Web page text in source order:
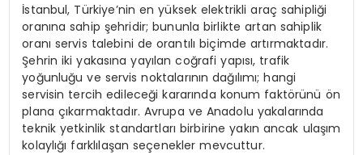
İstanbul, Türkiye’nin en yüksek elektrikli araç sahipliği
oranına sahip şehridir; bununla birlikte artan sahiplik
oranı servis talebini de orantılı biçimde artırmaktadır.
Şehrin iki yakasına yayılan coğrafi yapısı, trafik
yoğunluğu ve servis noktalarının dağılımı; hangi
servisin tercih edileceği kararında konum faktörünü ön
plana çıkarmaktadır. Avrupa ve Anadolu yakalarında
teknik yetkinlik standartları birbirine yakın ancak ulaşım
kolaylığı farklılaşan seçenekler mevcuttur.